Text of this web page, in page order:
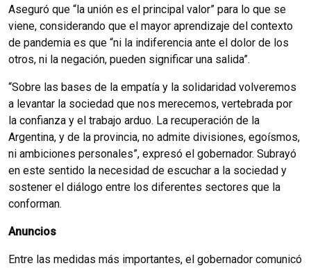
Aseguró que “la unión es el principal valor” para lo que se
viene, considerando que el mayor aprendizaje del contexto
de pandemia es que “ni la indiferencia ante el dolor de los
otros, ni la negación, pueden significar una salida”.
“Sobre las bases de la empatía y la solidaridad volveremos
a levantar la sociedad que nos merecemos, vertebrada por
la confianza y el trabajo arduo. La recuperación de la
Argentina, y de la provincia, no admite divisiones, egoísmos,
ni ambiciones personales”, expresó el gobernador. Subrayó
en este sentido la necesidad de escuchar a la sociedad y
sostener el diálogo entre los diferentes sectores que la
conforman.
Anuncios
Entre las medidas más importantes, el gobernador comunicó